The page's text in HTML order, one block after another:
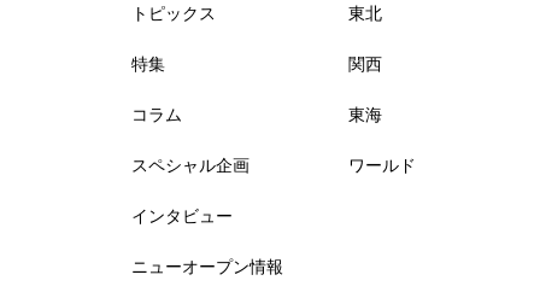
トピックス
特集
コラム
スペシャル企画
インタビュー
ニューオープン情報
東北
関西
東海
ワールド